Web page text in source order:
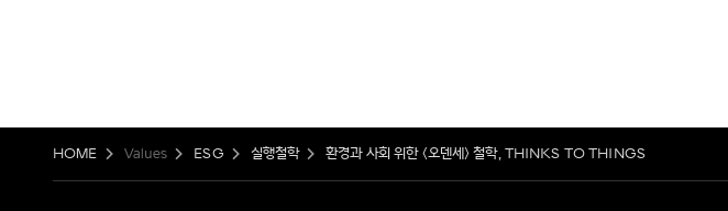
HOME Values ESG 실행철학 환경과 사회 위한 <오덴세> 철학, THINKS TO THINGS